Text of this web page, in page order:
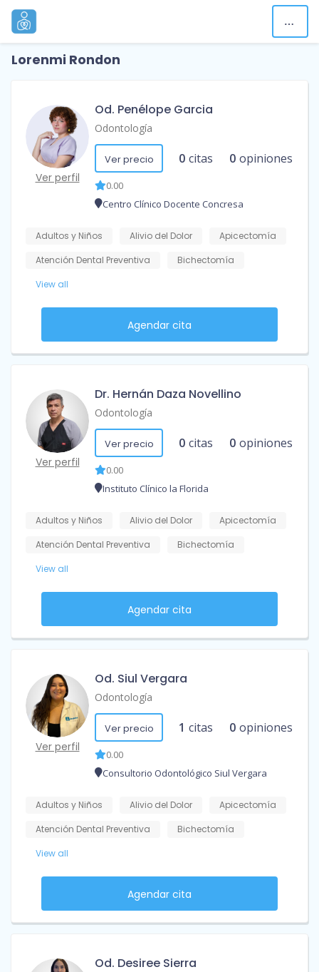
Lorenmi Rondon
Ver perfil
Od. Penélope Garcia
Odontología
Ver precio 0 citas 0 opiniones
0.00
Centro Clínico Docente Concresa
Adultos y Niños Alivio del Dolor
Apicectomía
Atención Dental Preventiva
Bichectomía
View all
Agendar cita
Ver perfil
Dr. Hernán Daza Novellino
Odontología
Ver precio 0 citas 0 opiniones
0.00
Instituto Clínico la Florida
Adultos y Niños Alivio del Dolor
Apicectomía
Atención Dental Preventiva
Bichectomía
View all
Agendar cita
Ver perfil
Od. Siul Vergara
Odontología
Ver precio 1 citas 0 opiniones
0.00
Consultorio Odontológico Siul Vergara
Adultos y Niños Alivio del Dolor
Apicectomía
Atención Dental Preventiva
Bichectomía
View all
Agendar cita
Od. Desiree Sierra